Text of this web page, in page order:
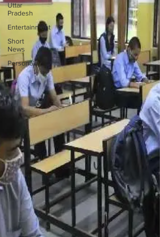
Uttar
Pradesh
Entertainment
Short
News
Personality